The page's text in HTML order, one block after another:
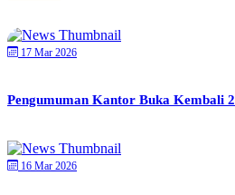
17 Mar 2026
Pengumuman Kantor Buka Kembali
16 Mar 2026